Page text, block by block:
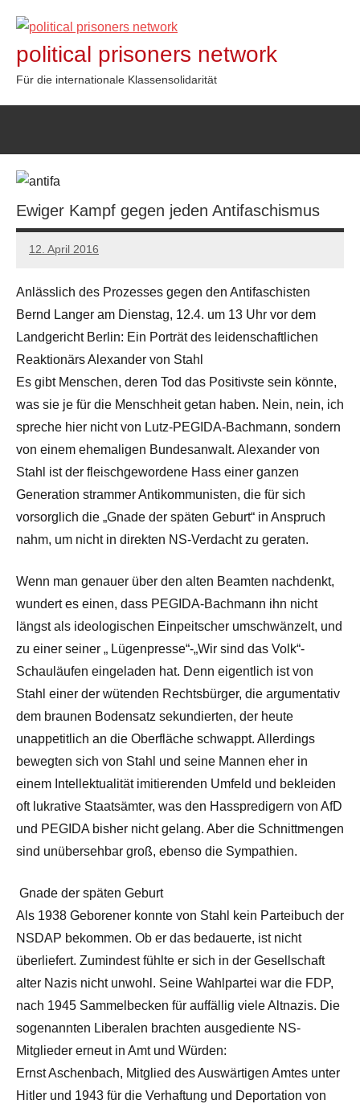
Inhalt
springen
political prisoners network
Für die internationale Klassensolidarität
Ewiger Kampf gegen jeden Antifaschismus
12. April 2016
admin
Anlässlich des Prozesses gegen den Antifaschisten
Bernd Langer am Dienstag, 12.4. um 13 Uhr vor dem
Landgericht Berlin: Ein Porträt des leidenschaftlichen
Reaktionärs Alexander von Stahl
Es gibt Menschen, deren Tod das Positivste sein könnte,
was sie je für die Menschheit getan haben. Nein, nein, ich
spreche hier nicht von Lutz-PEGIDA-Bachmann, sondern
von einem ehemaligen Bundesanwalt. Alexander von
Stahl ist der fleischgewordene Hass einer ganzen
Generation strammer Antikommunisten, die für sich
vorsorglich die „Gnade der späten Geburt“ in Anspruch
nahm, um nicht in direkten NS-Verdacht zu geraten.
Wenn man genauer über den alten Beamten nachdenkt,
wundert es einen, dass PEGIDA-Bachmann ihn nicht
längst als ideologischen Einpeitscher umschwänzelt, und
zu einer seiner „ Lügenpresse“-„Wir sind das Volk“-
Schauläufen eingeladen hat. Denn eigentlich ist von
Stahl einer der wütenden Rechtsbürger, die argumentativ
dem braunen Bodensatz sekundierten, der heute
unappetitlich an die Oberfläche schwappt. Allerdings
bewegten sich von Stahl und seine Mannen eher in
einem Intellektualität imitierenden Umfeld und bekleiden
oft lukrative Staatsämter, was den Hasspredigern von AfD
und PEGIDA bisher nicht gelang. Aber die Schnittmengen
sind unübersehbar groß, ebenso die Sympathien.
Gnade der späten Geburt
Als 1938 Geborener konnte von Stahl kein Parteibuch der
NSDAP bekommen. Ob er das bedauerte, ist nicht
überliefert. Zumindest fühlte er sich in der Gesellschaft
alter Nazis nicht unwohl. Seine Wahlpartei war die FDP,
nach 1945 Sammelbecken für auffällig viele Altnazis. Die
sogenannten Liberalen brachten ausgediente NS-
Mitglieder erneut in Amt und Würden:
Ernst Aschenbach, Mitglied des Auswärtigen Amtes unter
Hitler und 1943 für die Verhaftung und Deportation von